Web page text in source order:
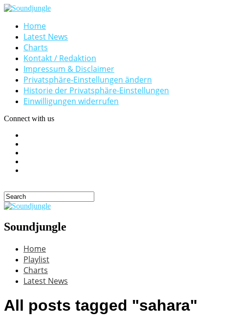
Home
Latest News
Charts
Kontakt / Redaktion
Impressum & Disclaimer
Privatsphäre-Einstellungen ändern
Historie der Privatsphäre-Einstellungen
Einwilligungen widerrufen
Connect with us
Soundjungle
Home
Playlist
Charts
Latest News
All posts tagged "sahara"